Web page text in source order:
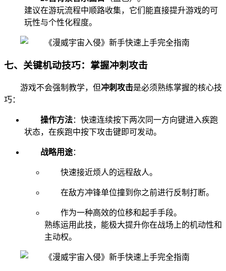
建议在游玩流程中顺路收集，它们能直接提升游戏的可
玩性与个性化程度。
七、关键机动技巧：掌握冲刺攻击
游戏不会强制教学，但冲刺攻击是必须熟练掌握的核心技
巧：
操作方法：快速连续按下两次同一方向键进入疾跑
状态，在疾跑中按下攻击键即可发动。
战略用途：
快速接近烦人的远程敌人。
在敌方冲锋单位撞到你之前进行反制打断。
作为一种高效的位移和起手手段。
熟练运用此技，能极大提升你在战场上的机动性和
主动权。